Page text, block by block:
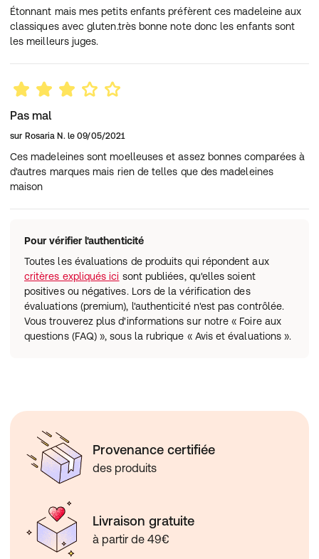
Étonnant mais mes petits enfants préfèrent ces madeleine aux
classiques avec gluten.très bonne note donc les enfants sont
les meilleurs juges.
Pas mal
sur Rosaria N. le 09/05/2021
Ces madeleines sont moelleuses et assez bonnes comparées à
d'autres marques mais rien de telles que des madeleines
maison
Pour vérifier l'authenticité
Toutes les évaluations de produits qui répondent aux
critères expliqués ici sont publiées, qu'elles soient
positives ou négatives. Lors de la vérification des
évaluations (premium), l'authenticité n'est pas contrôlée.
Vous trouverez plus d'informations sur notre « Foire aux
questions (FAQ) », sous la rubrique « Avis et évaluations ».
Provenance certifiée
des produits
Livraison gratuite
à partir de 49€